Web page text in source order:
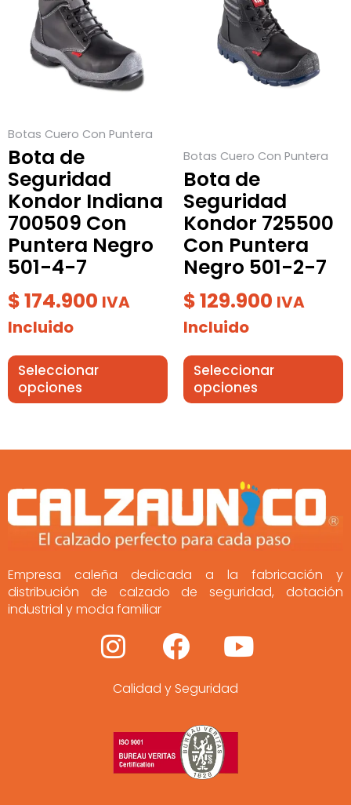
Botas Cuero Con Puntera
Bota de
Seguridad
Kondor Indiana
700509 Con
Puntera Negro
501-4-7
$174.900 IVA
Incluido
Seleccionar
opciones
tiene
múltiples
variantes.
pueden
elegir
en
la
página
de
producto
Botas Cuero Con Puntera
Bota de
Seguridad
Kondor 725500
Con Puntera
Negro 501-2-7
$129.900 IVA
Incluido
Seleccionar
opciones
múltiples
variantes.
elegir
en
la
página
de
producto
Empresa caleña dedicada a la fabricación y
distribución de calzado de seguridad, dotación
industrial y moda familiar
I
n
s
t
a
g
F
a
c
e
b
o
Y
o
u
t
b
Calidad y Seguridad